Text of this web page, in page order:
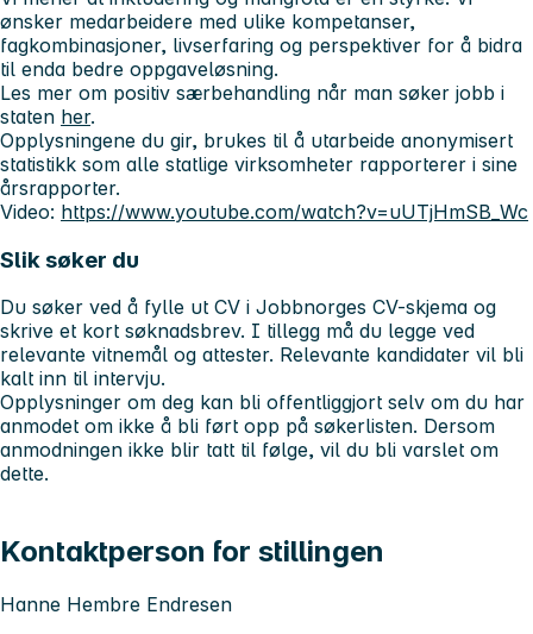
ønsker medarbeidere med ulike kompetanser,
fagkombinasjoner, livserfaring og perspektiver for å bidra
til enda bedre oppgaveløsning.
Les mer om positiv særbehandling når man søker jobb i
staten her.
Opplysningene du gir, brukes til å utarbeide anonymisert
statistikk som alle statlige virksomheter rapporterer i sine
årsrapporter.
Video: https://www.youtube.com/watch?v=uUTjHmSB_Wc
Slik søker du
Du søker ved å fylle ut CV i Jobbnorges CV-skjema og
skrive et kort søknadsbrev. I tillegg må du legge ved
relevante vitnemål og attester. Relevante kandidater vil bli
kalt inn til intervju.
Opplysninger om deg kan bli offentliggjort selv om du har
anmodet om ikke å bli ført opp på søkerlisten. Dersom
anmodningen ikke blir tatt til følge, vil du bli varslet om
dette.
Kontaktperson for stillingen
Hanne Hembre Endresen